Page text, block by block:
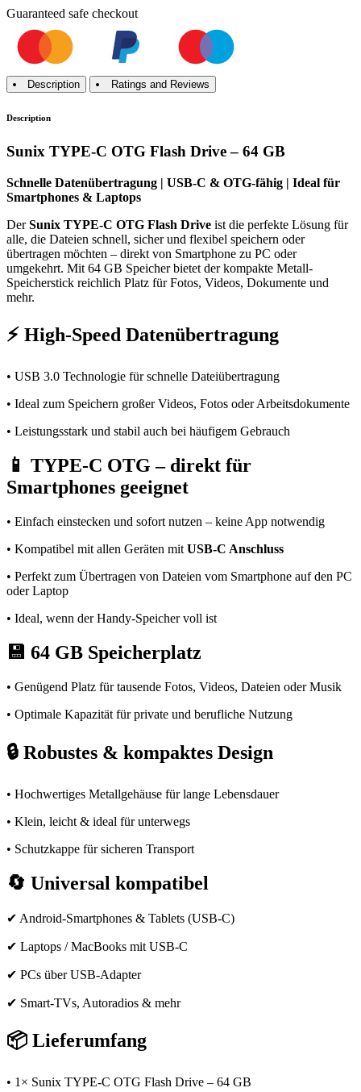
Guaranteed safe checkout
Description Ratings and Reviews
Description
Sunix TYPE-C OTG Flash Drive – 64 GB
Schnelle Datenübertragung | USB-C & OTG-fähig | Ideal für
Smartphones & Laptops
DerSunix TYPE-C OTG Flash Drive ist die perfekte Lösung für
alle, die Dateien schnell, sicher und flexibel speichern oder
übertragen möchten – direkt von Smartphone zu PC oder
umgekehrt. Mit 64 GB Speicher bietet der kompakte Metall-
Speicherstick reichlich Platz für Fotos, Videos, Dokumente und
mehr.
⚡ High-Speed Datenübertragung
• USB 3.0 Technologie für schnelle Dateiübertragung
• Ideal zum Speichern großer Videos, Fotos oder Arbeitsdokumente
• Leistungsstark und stabil auch bei häufigem Gebrauch
📱 TYPE-C OTG – direkt für
Smartphones geeignet
• Einfach einstecken und sofort nutzen – keine App notwendig
• Kompatibel mit allen Geräten mit USB-C Anschluss
• Perfekt zum Übertragen von Dateien vom Smartphone auf den PC
oder Laptop
• Ideal, wenn der Handy-Speicher voll ist
💾 64 GB Speicherplatz
• Genügend Platz für tausende Fotos, Videos, Dateien oder Musik
• Optimale Kapazität für private und berufliche Nutzung
🔒 Robustes & kompaktes Design
• Hochwertiges Metallgehäuse für lange Lebensdauer
• Klein, leicht & ideal für unterwegs
• Schutzkappe für sicheren Transport
🔄 Universal kompatibel
✔ Android-Smartphones & Tablets (USB-C)
✔ Laptops / MacBooks mit USB-C
✔ PCs über USB-Adapter
✔ Smart-TVs, Autoradios & mehr
📦 Lieferumfang
• 1× Sunix TYPE-C OTG Flash Drive – 64 GB